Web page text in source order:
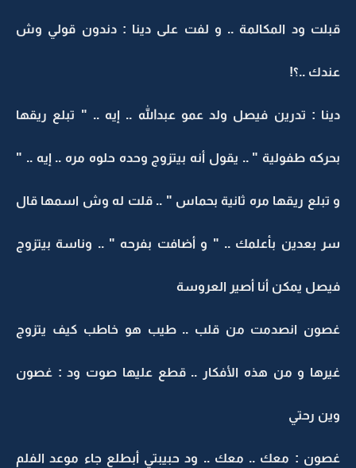
قبلت ود المكالمة .. و لفت على دينا : دندون قولي وش
عندك ..؟!
دينا : تدرين فيصل ولد عمو عبدالله .. إيه .. " تبلع ريقها
بحركه طفولية " .. يقول أنه بيتزوج وحده حلوه مره .. إيه .. "
و تبلع ريقها مره ثانية بحماس " .. قلت له وش اسمها قال
سر بعدين بأعلمك .. " و أضافت بفرحه " .. وناسة بيتزوج
فيصل يمكن أنا أصير العروسة
غصون انصدمت من قلب .. طيب هو خاطب كيف يتزوج
غيرها و من هذه الأفكار .. قطع عليها صوت ود : غصون
وين رحتي
غصون : معك .. معك .. ود حبيبتي أبطلع جاء موعد الفلم